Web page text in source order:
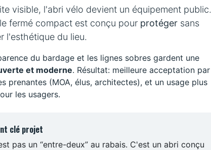
visible, l'abri vélo devient un équipement public.
fermé compact est conçu pour protéger sans
l'esthétique du lieu.
du bardage et les lignes sobres gardent une
et moderne. Résultat: meilleure acceptation par
prenantes (MOA, élus, architectes), et un usage plus
les usagers.
clé projet
pas un “entre-deux” au rabais. C'est un abri conçu